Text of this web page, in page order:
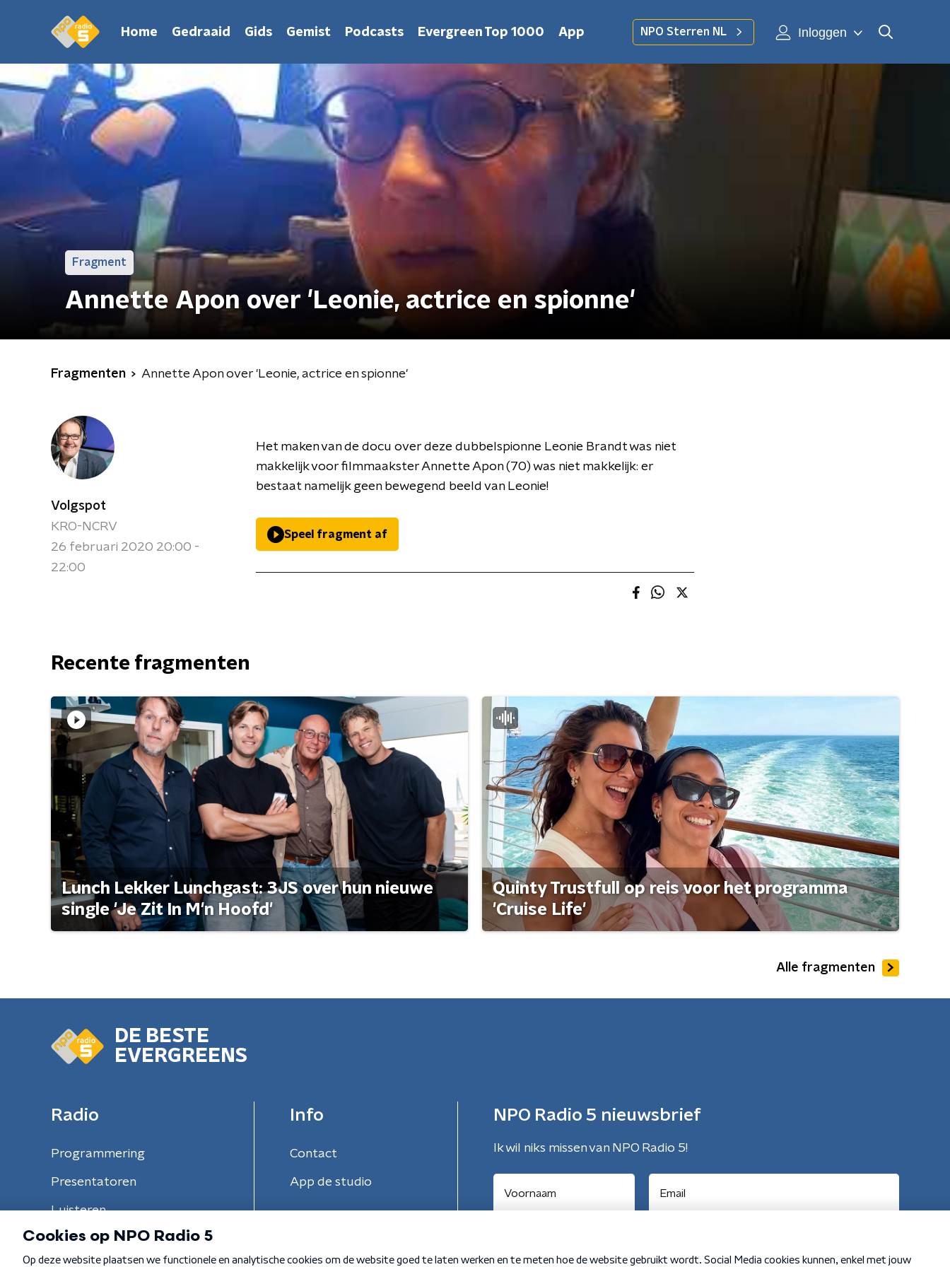
Home Gedraaid Gids Gemist Podcasts Evergreen Top 1000 App NPO Sterren NL Inloggen
Fragment
Annette Apon over 'Leonie, actrice en spionne'
Fragmenten Annette Apon over 'Leonie, actrice en spionne'
Volgspot
KRO-NCRV
26 februari 2020 20:00 -
22:00
Het maken van de docu over deze dubbelspionne Leonie Brandt was niet
makkelijk voor filmmaakster Annette Apon (70) was niet makkelijk: er
bestaat namelijk geen bewegend beeld van Leonie!
Speel fragment af
Recente fragmenten
Lunch Lekker Lunchgast: 3JS over hun nieuwe
single 'Je Zit In M'n Hoofd'
Quinty Trustfull op reis voor het programma
'Cruise Life'
Alle fragmenten
DE BESTE
EVERGREENS
Radio
Programmering
Presentatoren
Luisteren
Info
Contact
App de studio
NPO Radio 5 nieuwsbrief
Ik wil niks missen van NPO Radio 5!